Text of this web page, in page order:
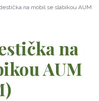
na mobil se slabikou AUM
na
AUM